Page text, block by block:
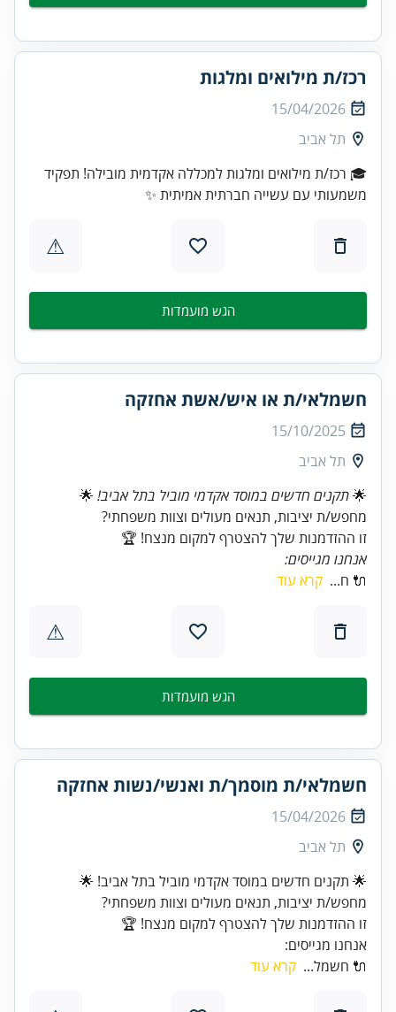
רכז/ת מילואים ומלגות
15/04/2026
תל אביב
🎓 רכז/ת מילואים ומלגות למכללה אקדמית מובילה! תפקיד
משמעותי עם עשייה חברתית אמיתית ✨
⚠
הגש מועמדות
חשמלאי/ת או איש/אשת אחזקה
15/10/2025
תל אביב
🌟תקנים חדשים במוסד אקדמי מוביל בתל אביב!
זו ההזדמנות שלך להצטרף למקום מנצח! 🏆
אנחנו מגייסים:
🔌 ח... קרא עוד
⚠
הגש מועמדות
חשמלאי/ת מוסמך/ת ואנשי/נשות אחזקה
15/04/2026
תל אביב
זו ההזדמנות שלך להצטרף למקום מנצח! 🏆
אנחנו מגייסים:
🔌 חשמל... קרא עוד